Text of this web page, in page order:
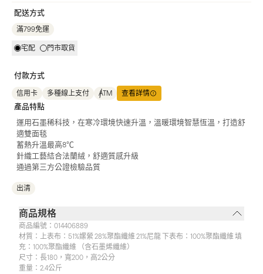
配送方式
滿799免運
宅配 門市取貨
付款方式
信用卡 多種線上支付 ATM 查看詳情
產品特點
運用石墨稀科技，在寒冷環境快速升溫，溫暖環境智慧恆溫，打造舒
適雙面毯
蓄熱升溫最高8℃
針織工藝結合法蘭絨，舒適質感升級
通過第三方公證檢驗品質
出清
商品規格
商品編號： 014406889
材質： 上表布：51%嫘縈 28%聚酯纖維 21%尼龍 下表布：100%聚酯纖維 填
充：100%聚酯纖維 （含石墨烯纖維）
尺寸： 長180，寬200，高2公分
重量： 2.4公斤